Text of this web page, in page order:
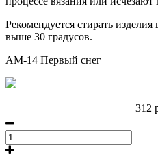
Рекомендуется стирать
выше 30 градусов.
АМ-14 Первый снег
312